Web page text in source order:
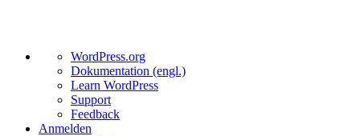
Über
WordPress
WordPress.org
Dokumentation (engl.)
Learn WordPress
Support
Feedback
Anmelden